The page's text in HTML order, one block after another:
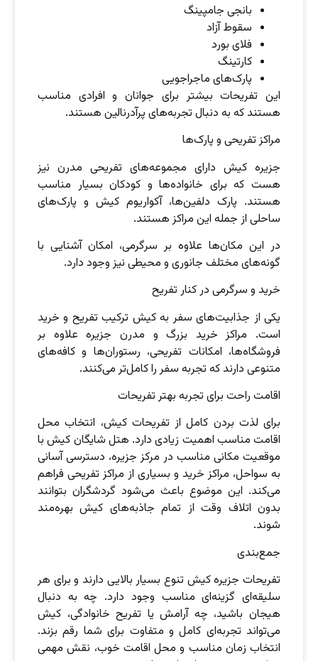
بانجی جامپینگ
سقوط آزاد
فلای بورد
کارتینگ
پارک‌های ماجراجویی
این تفریحات بیشتر برای جوانان و افرادی مناسب
هستند که به دنبال تجربه‌های پرآدرنالین هستند.
مراکز تفریحی و پارک‌ها
جزیره کیش دارای مجموعه‌های تفریحی مدرن نیز
هست که برای خانواده‌ها و کودکان بسیار مناسب
هستند. پارک دلفین‌ها، آکواریوم کیش و پارک‌های
ساحلی از جمله این مراکز هستند.
در این مکان‌ها علاوه بر سرگرمی، امکان آشنایی با
گونه‌های مختلف جانوری و محیطی نیز وجود دارد.
خرید و سرگرمی در کنار تفریح
یکی از جذابیت‌های سفر به کیش ترکیب تفریح و خرید
است. مراکز خرید بزرگ و مدرن جزیره علاوه بر
فروشگاه‌ها، امکانات تفریحی، رستوران‌ها و کافه‌های
متنوعی دارند که تجربه سفر را کامل‌تر می‌کنند.
اقامت راحت برای تجربه بهتر تفریحات
برای لذت بردن کامل از تفریحات کیش، انتخاب محل
اقامت مناسب اهمیت زیادی دارد. هتل شایگان کیش با
موقعیت مکانی مناسب در مرکز جزیره، دسترسی آسانی
به سواحل، مراکز خرید و بسیاری از مراکز تفریحی فراهم
می‌کند. این موضوع باعث می‌شود گردشگران بتوانند
بدون اتلاف وقت از تمام جاذبه‌های کیش بهره‌مند
شوند.
جمع‌بندی
تفریحات جزیره کیش تنوع بسیار بالایی دارند و برای هر
سلیقه‌ای گزینه‌ای مناسب وجود دارد. چه به دنبال
هیجان باشید، چه آرامش یا تفریح خانوادگی، کیش
می‌تواند تجربه‌ای کامل و متفاوت برای شما رقم بزند.
انتخاب زمان مناسب و محل اقامت خوب، نقش مهمی